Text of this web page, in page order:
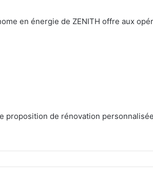
en énergie de ZENITH offre aux
de rénovation